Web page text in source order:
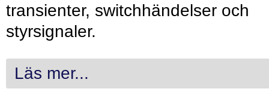
transienter, switchhändelser och
styrsignaler.
Läs mer...